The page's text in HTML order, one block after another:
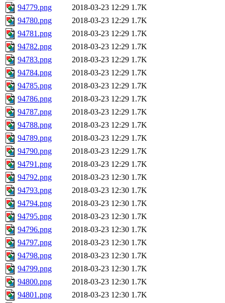
94779.png
2018-03-23 12:29 1.7K
94780.png
2018-03-23 12:29 1.7K
94781.png
2018-03-23 12:29 1.7K
94782.png
2018-03-23 12:29 1.7K
94783.png
2018-03-23 12:29 1.7K
94784.png
2018-03-23 12:29 1.7K
94785.png
2018-03-23 12:29 1.7K
94786.png
2018-03-23 12:29 1.7K
94787.png
2018-03-23 12:29 1.7K
94788.png
2018-03-23 12:29 1.7K
94789.png
2018-03-23 12:29 1.7K
94790.png
2018-03-23 12:29 1.7K
94791.png
2018-03-23 12:29 1.7K
94792.png
2018-03-23 12:30 1.7K
94793.png
2018-03-23 12:30 1.7K
94794.png
2018-03-23 12:30 1.7K
94795.png
2018-03-23 12:30 1.7K
94796.png
2018-03-23 12:30 1.7K
94797.png
2018-03-23 12:30 1.7K
94798.png
2018-03-23 12:30 1.7K
94799.png
2018-03-23 12:30 1.7K
94800.png
2018-03-23 12:30 1.7K
94801.png
2018-03-23 12:30 1.7K